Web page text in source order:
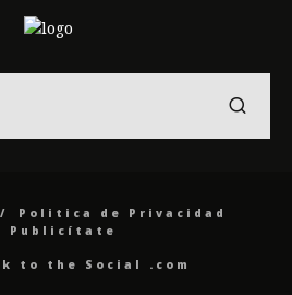
Politica de Privacidad
Publicítate
to the Social .com